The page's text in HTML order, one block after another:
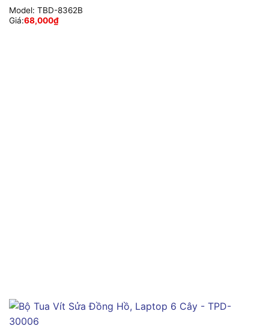
Model: TBD-8362B
Giá:68,000₫